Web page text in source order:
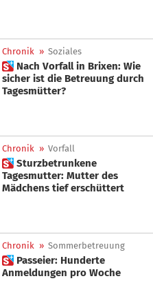
Chronik » Soziales
 Nach Vorfall in Brixen: Wie
sicher ist die Betreuung durch
Tagesmütter?
Chronik » Vorfall
 Sturzbetrunkene
Tagesmutter: Mutter des
Mädchens tief erschüttert
Chronik » Sommerbetreuung
 Passeier: Hunderte
Anmeldungen pro Woche